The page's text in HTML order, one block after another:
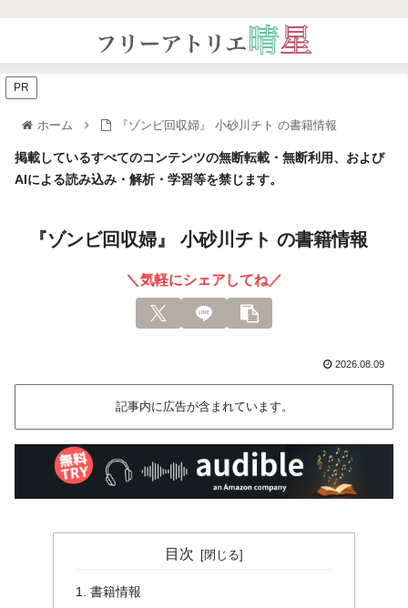
ホーム 『ゾンビ回収婦』 小砂川チト の書籍情報
掲載しているすべてのコンテンツの無断転載・無断利用、および
AIによる読み込み・解析・学習等を禁じます。
『ゾンビ回収婦』 小砂川チト の書籍情報
＼気軽にシェアしてね／
2026.08.09
記事内に広告が含まれています。
PR
目次
書籍情報